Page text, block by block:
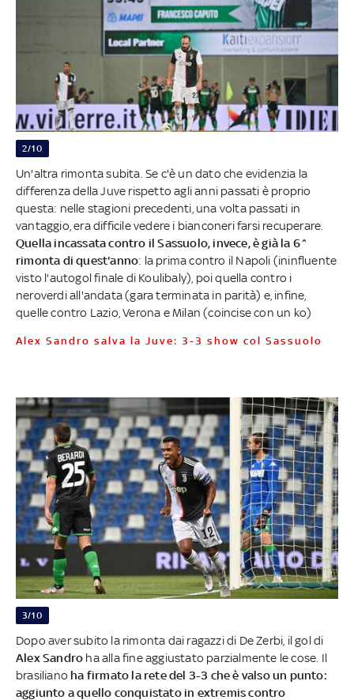
2/10
Un'altra rimonta subita. Se c'è un dato che evidenzia la
differenza della Juve rispetto agli anni passati è proprio
questa: nelle stagioni precedenti, una volta passati in
vantaggio, era difficile vedere i bianconeri farsi recuperare.
Quella incassata contro il Sassuolo, invece, è già la 6^
rimonta di quest'anno: la prima contro il Napoli (ininfluente
visto l'autogol finale di Koulibaly), poi quella contro i
neroverdi all'andata (gara terminata in parità) e, infine,
quelle contro Lazio, Verona e Milan (coincise con un ko)
Alex Sandro salva la Juve: 3-3 show col Sassuolo
3/10
Dopo aver subito la rimonta dai ragazzi di De Zerbi, il gol di
Alex Sandro ha alla fine aggiustato parzialmente le cose. Il
brasiliano ha firmato la rete del 3-3 che è valso un punto:
aggiunto a quello conquistato in extremis contro